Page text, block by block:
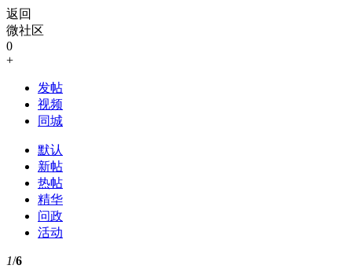
返回
微社区
0
+
发帖
视频
同城
默认
新帖
热帖
精华
问政
活动
1/6